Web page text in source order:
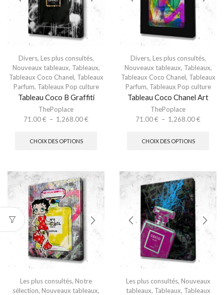
Divers, Les plus consultés,
Nouveaux tableaux, Tableaux,
Tableaux Coco Chanel, Tableaux
Parfum, Tableaux Pop culture
Tableau Coco B Graffiti
ThePoplace
71.00€ – 1,268.00€
CHOIX DES OPTIONS
Divers, Les plus consultés,
Nouveaux tableaux, Tableaux,
Tableaux Coco Chanel, Tableaux
Parfum, Tableaux Pop culture
Tableau Coco Chanel Art
ThePoplace
71.00€ – 1,268.00€
CHOIX DES OPTIONS
Les plus consultés, Notre
sélection, Nouveaux tableaux,
Les plus consultés, Nouveaux
tableaux, Tableaux, Tableaux